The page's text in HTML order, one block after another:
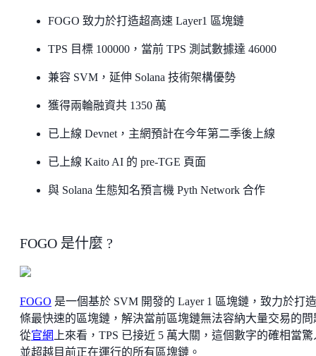
FOGO 致力於打造超高速 Layer1 區塊鏈
TPS 目標 100000，當前 TPS 測試數據達 46000
兼容 SVM，延伸 Solana 技術架構優勢
獲得兩輪融資共 1350 萬
已上線 Devnet，主網預計在今年第二季後上線
已上線 Kaito AI 的 pre-TGE 頁面
與 Solana 生態知名預言機 Pyth Network 合作
FOGO 是什麼 ?
FOGO 是一個基於 SVM 開發的 Layer 1 區塊鏈，致力於打
條最快速的區塊鏈，解決當前區塊鏈無法容納大量交易的問
從官網 上來看，TPS 已接近 5 萬大關，這個數字的確相當
並超越目前正在運行的所有區塊鏈。